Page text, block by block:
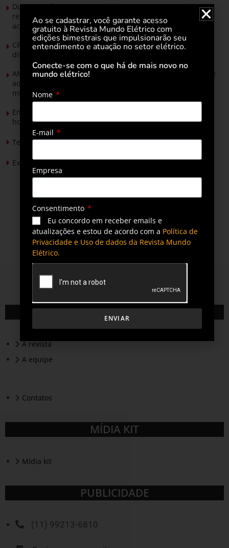
Durante esforço concentrado do Congresso, setor de
renováveis apresenta no Senado Federal pautas para
acelerar transição energética
CPFL Energia e TIM se unem para criar a rede de
distribuição do futuro com tecnologia privativa
AMIG Brasil convida pré-candidatos ao Governo de Minas e
ao Senado para discutir propostas para os municípios
mineradores e afetados
Energia solar permitirá ampliar em 25% a produção de
hortaliças em projeto social no Tocantins
Tendências de Iluminação em 2026
Expansão da energia solar no Brasil
QUEM SOMOS
A revista
A equipe
Contatos
MÍDIA KIT
Mídia kit
PUBLICIDADE
(11) 99213-6810
Ao se cadastrar, você garante acesso
gratuito à Revista Mundo Elétrico com
edições bimestrais que impulsionarão seu
entendimento e atuação no setor elétrico.
Conecte-se com o que há de mais novo no
mundo elétrico!
Nome
E-mail
Empresa
Consentimento
Eu concordo em receber emails e
atualizações e estou de acordo com a Política de
Privacidade e Uso de dados da Revista Mundo
Elétrico.
ENVIAR